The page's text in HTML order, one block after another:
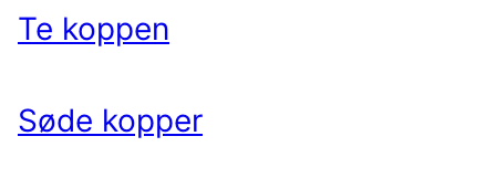
Te koppen
Søde kopper